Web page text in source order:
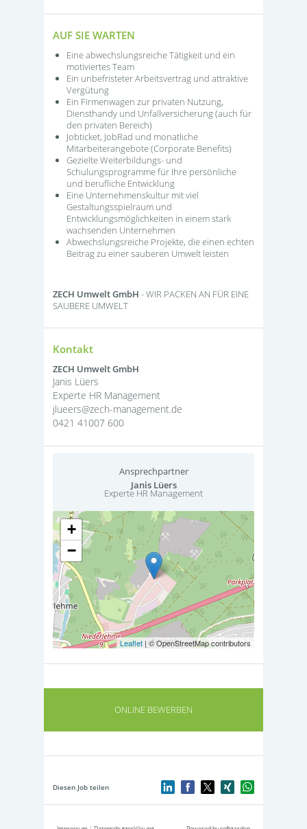
AUF SIE WARTEN
Eine abwechslungsreiche Tätigkeit und ein
motiviertes Team
Ein unbefristeter Arbeitsvertrag und attraktive
Vergütung
Ein Firmenwagen zur privaten Nutzung,
Diensthandy und Unfallversicherung (auch für
den privaten Bereich)
Jobticket, JobRad und monatliche
Mitarbeiterangebote (Corporate Benefits)
Gezielte Weiterbildungs- und
Schulungsprogramme für Ihre persönliche
und berufliche Entwicklung
Eine Unternehmenskultur mit viel
Gestaltungsspielraum und
Entwicklungsmöglichkeiten in einem stark
wachsenden Unternehmen
Abwechslungsreiche Projekte, die einen echten
Beitrag zu einer sauberen Umwelt leisten
ZECH Umwelt GmbH - WIR PACKEN AN FÜR EINE
SAUBERE UMWELT
Kontakt
ZECH Umwelt GmbH
Janis Lüers
Experte HR Management
jlueers@zech-management.de
0421 41007 600
Ansprechpartner
Janis Lüers
Experte HR Management
+
−
Leaflet | © OpenStreetMap contributors
ONLINE BEWERBEN
Diesen Job teilen